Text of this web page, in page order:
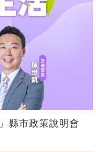
縣市政策說明會